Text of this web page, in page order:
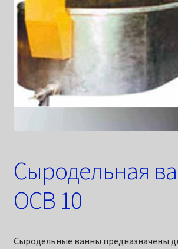
Сыродельная
ОСВ 10
Сыродельные ванны предназначены